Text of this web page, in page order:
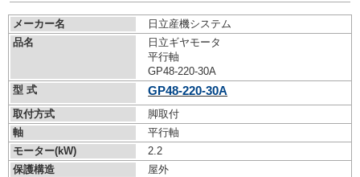
メーカー名
日立産機システム
品名
日立ギヤモータ
平行軸
GP48-220-30A
型 式
GP48-220-30A
取付方式
脚取付
軸
平行軸
モーター(kW)
2.2
保護構造
屋外